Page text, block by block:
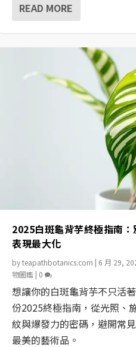
READ MORE
2025白斑龜背芋終極指南
表現最大化
byteapathbotanics.com | 6 月 29,
物圖鑑 | 0
想讓你的白斑龜背芋不只活
份2025終極指南，從光照、
紋與爆發力的密碼，避開常
最美的藝術品。